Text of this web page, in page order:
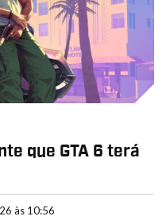
que GTA 6 terá
às 10:56